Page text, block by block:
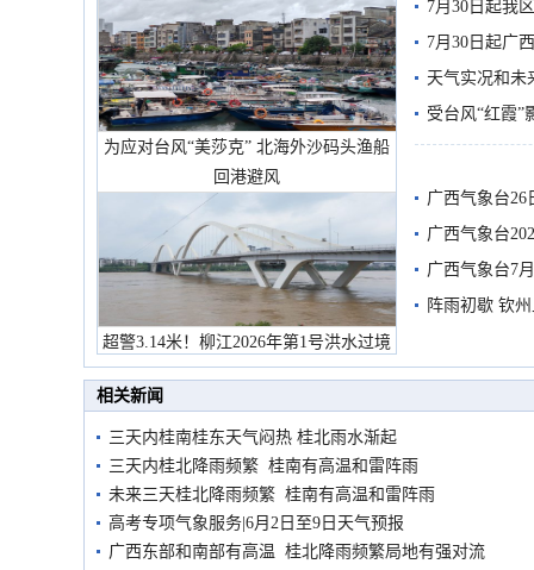
为应对台风“美莎克” 北海外沙码头渔船
回港避风
超警3.14米！柳江2026年第1号洪水过境
市民在堤岸见证汛况
7月30日起我
7月30日起广
天气实况和未
受台风“红霞”
有较强降雨
广西气象台26
广西气象台
预警
广西气象台7
阵雨初歇 钦
相关新闻
三天内桂南桂东天气闷热 桂北雨水渐起
三天内桂北降雨频繁 桂南有高温和雷阵雨
未来三天桂北降雨频繁 桂南有高温和雷阵雨
高考专项气象服务|6月2日至9日天气预报
广西东部和南部有高温 桂北降雨频繁局地有强对流